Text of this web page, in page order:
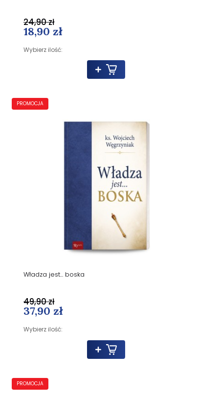
18,90 zł
Wybierz ilość:
24,90 zł
Władza jest... boska
37,90 zł
Wybierz ilość:
49,90 zł
PROMOCJA
PROMOCJA